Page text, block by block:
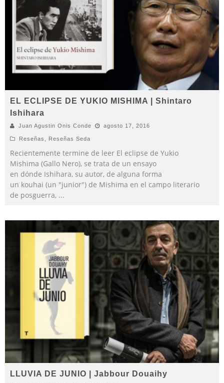
EL ECLIPSE DE YUKIO MISHIMA | Shintaro
Ishihara
Juan Agustin Onis Conde agosto 17, 2016
Reseñas Reseñas Seda
Recientemente termine de leer El eclipse de Yukio
Mishima (Gallo Nero), se trata de un ensayo
en dónde Ishihara, su autor, de alguna forma
un kouhai (un "junior") de Mishima en el campo literario
de posguerra, ...
LLUVIA DE JUNIO | Jabbour Douaihy